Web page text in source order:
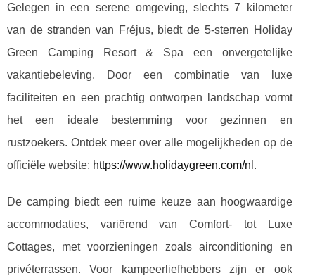
Gelegen in een serene omgeving, slechts 7 kilometer
van de stranden van Fréjus, biedt de 5-sterren Holiday
Green Camping Resort & Spa een onvergetelijke
vakantiebeleving. Door een combinatie van luxe
faciliteiten en een prachtig ontworpen landschap vormt
het een ideale bestemming voor gezinnen en
rustzoekers. Ontdek meer over alle mogelijkheden op de
officiële website: https://www.holidaygreen.com/nl .
De camping biedt een ruime keuze aan hoogwaardige
accommodaties, variërend van Comfort- tot Luxe
Cottages, met voorzieningen zoals airconditioning en
privéterrassen. Voor kampeerliefhebbers zijn er ook